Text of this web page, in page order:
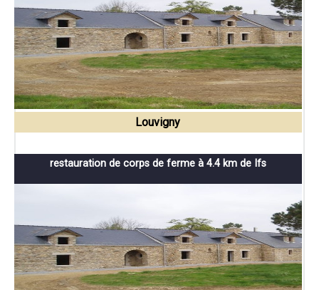
Louvigny
restauration de corps de ferme à 4.4 km de Ifs